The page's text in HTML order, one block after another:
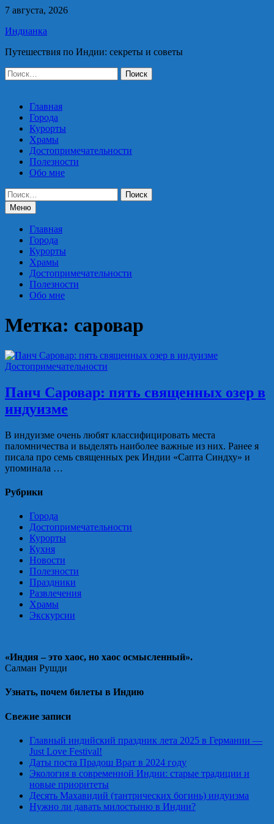
Перейти
содержимому
7 августа, 2026
Индианка
Путешествия по Индии: секреты и советы
Найти:
Главная
Города
Курорты
Храмы
Достопримечательности
Полезности
Обо мне
Найти:
Меню
Главная
Города
Курорты
Храмы
Достопримечательности
Полезности
Обо мне
Метка: саровар
Достопримечательности
Панч Саровар: пять священных озер в
индуизме
В индуизме очень любят классифицировать места
паломничества и выделять наиболее важные из них. Ранее я
писала про семь священных рек Индии «Сапта Синдху» и
упоминала …
Рубрики
Города
Достопримечательности
Курорты
Кухня
Новости
Полезности
Праздники
Развлечения
Храмы
Экскурсии
«Индия – это хаос, но хаос осмысленный».
Салман Рушди
Узнать, почем билеты в Индию
Свежие записи
Главный индийский праздник лета 2025 в Германии —
Just Love Festival!
Даты поста Прадош Врат в 2024 году
Экология в современной Индии: старые традиции и
новые приоритеты
Десять Махавидий (тантрических богинь) индуизма
Нужно ли давать милостыню в Индии?